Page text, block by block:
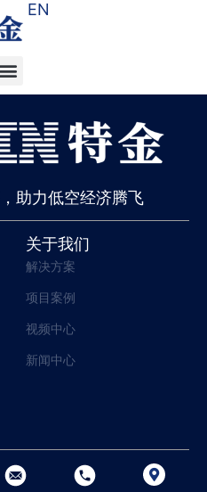
EN
助力低空经济腾飞
关于我们
解决方案
项目案例
视频中心
新闻中心